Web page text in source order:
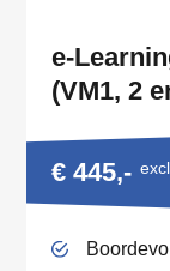
e-
(VM1, 2
€ 445,-